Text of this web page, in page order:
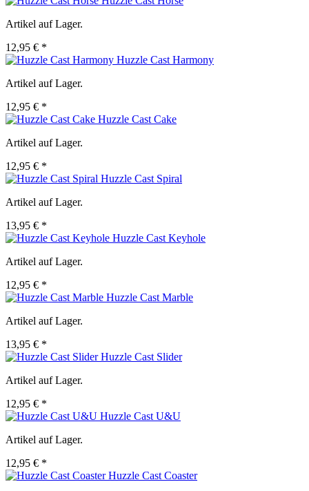
Artikel auf Lager.
12,95 € *
Huzzle Cast Harmony
Artikel auf Lager.
12,95 € *
Huzzle Cast Cake
Artikel auf Lager.
12,95 € *
Huzzle Cast Spiral
Artikel auf Lager.
13,95 € *
Huzzle Cast Keyhole
Artikel auf Lager.
12,95 € *
Huzzle Cast Marble
Artikel auf Lager.
13,95 € *
Huzzle Cast Slider
Artikel auf Lager.
12,95 € *
Huzzle Cast U&U
Artikel auf Lager.
12,95 € *
Huzzle Cast Coaster